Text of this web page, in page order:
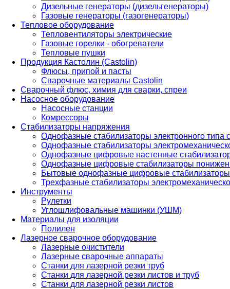
Дизельные генераторы (дизельгенераторы)
Газовые генераторы (газогенераторы)
Тепловое оборудование
Тепловентиляторы электрические
Газовые горелки - обогреватели
Тепловые пушки
Продукция Кастолин (Castolin)
Флюсы, припой и пасты
Сварочные материалы Castolin
Сварочный флюс, химия для сварки, спреи
Насосное оборудование
Насосные станции
Комрессоры
Стабилизаторы напряжения
Однофазные стабилизаторы электронного
Однофазные стабилизаторы
Однофазные цифровые настенные
Однофазные цифровые стабилизаторы
Бытовые однофазные цифровые стабилизаторы
Трехфазные стабилизаторы
Инструменты
Рулетки
Углошлифовальные машинки (УШМ)
Материалы для изоляции
Полилен
Лазерное сварочное оборудование
Лазерные очистители
Лазерные сварочные аппараты
Станки для лазерной резки труб
Станки для лазерной резки листов и труб
Станки для лазерной резки листов